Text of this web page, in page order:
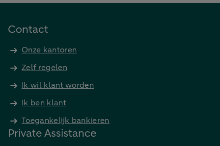
Contact
Onze kantoren
Zelf regelen
Ik wil klant worden
Ik ben klant
Toegankelijk bankieren
Private Assistance